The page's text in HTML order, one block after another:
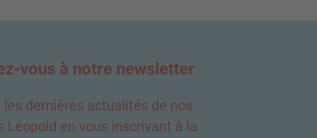
vous à notre newsletter
les dernières actualités de nos
Léopold en vous inscrivant à la